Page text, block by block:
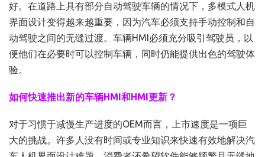
好。在道路上具有部分自动驾驶车辆的情况下，多模式人机
界面设计变得越来越重要，因为汽车必须支持手动控制和自
动驾驶之间的无缝过渡。车辆HMI必须充分吸引驾驶员，以
便他们在必要时可以控制车辆，同时仍能提供出色的驾驶体
验。
如何快速推出新的车辆HMI和HMI更新？
对于习惯于减慢生产进度的OEM而言，上市速度是一项巨
大的挑战。许多人没有时间或专业知识来快速有效地解决汽